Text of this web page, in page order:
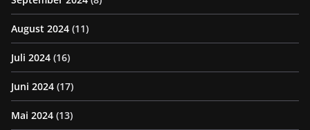
August 2024 (11)
Juli 2024 (16)
Juni 2024 (17)
Mai 2024 (13)